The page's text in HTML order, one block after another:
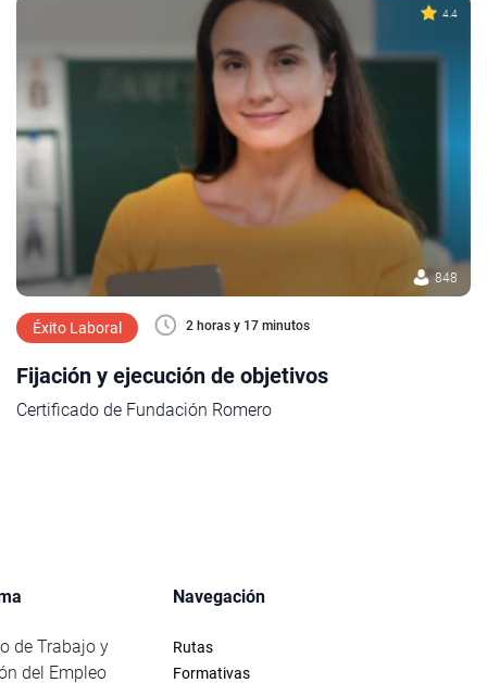
4.4
848
Éxito Laboral 2 horas y 17 minutos
Fijación y ejecución de objetivos
Certificado de Fundación Romero
de Trabajo y
del Empleo
Navegación
Rutas
Formativas